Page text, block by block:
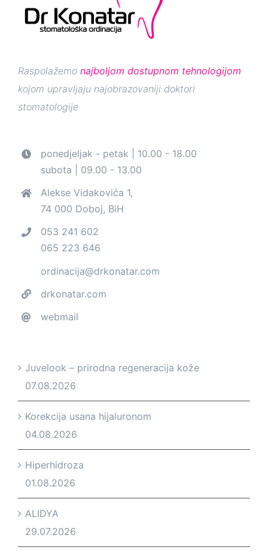
Raspolažemo najboljom dostupnom tehnologijom
kojom upravljaju najobrazovaniji doktori
stomatologije
ponedjeljak - petak | 10.00 - 18.00
subota | 09.00 - 13.00
Alekse Vidakovića 1,
74 000 Doboj, BiH
053 241 602
065 223 646
ordinacija@drkonatar.com
drkonatar.com
webmail
Juvelook – prirodna regeneracija kože
07.08.2026
Korekcija usana hijaluronom
04.08.2026
Hiperhidroza
01.08.2026
ALIDYA
29.07.2026